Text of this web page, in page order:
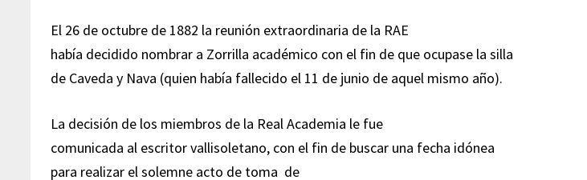
El 26 de octubre de 1882 la reunión extraordinaria de la RAE
había decidido nombrar a Zorrilla académico con el fin de que ocupase la silla
de Caveda y Nava (quien había fallecido el 11 de junio de aquel mismo año).
La decisión de los miembros de la Real Academia le fue
comunicada al escritor vallisoletano, con el fin de buscar una fecha idónea
para realizar el solemne acto de toma de